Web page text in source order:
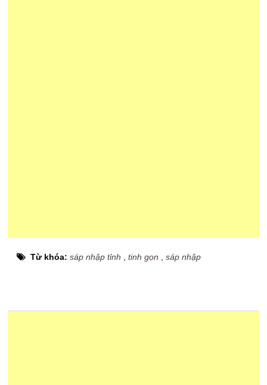
Từ khóa:sáp nhập tỉnh ,tinh gọn ,sáp nhập